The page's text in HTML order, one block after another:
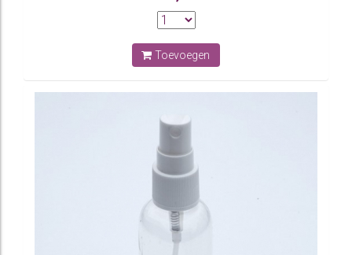
Toevoegen